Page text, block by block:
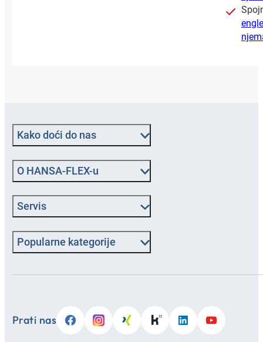
Kako doći do nas
O HANSA‑FLEX-u
Servis
Popularne kategorije
Prati nas